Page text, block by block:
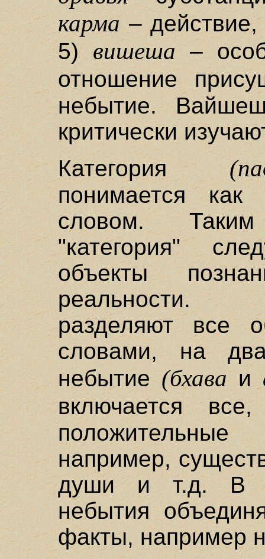
карма–
5) вишеша–
отношение
небытие.
критически
Категория
понимается как
словом.
"категория"
объекты
реальности.
разделяют все
словами, на
небытие(бхаваи
включается
например,
души и т.д. В
небытия
факты, например